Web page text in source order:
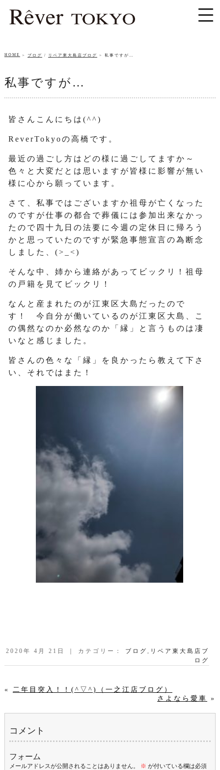
HOME ブログ / リベア東大島店ブログ 私事ですが…
私事ですが…
皆さんこんにちは(^^)
ReverTokyoの高橋です。
最近の過ごし方はどの様に過ごしてますか～
色々と大変だとは思いますが皆様に影響が無い
様に心から願っています。
さて、私事ではございますか祖母が亡くなった
のですが仕事の都合で葬儀には参加出来なかっ
たので四十九日の法要に今週の定休日に帰ろう
かと思っていたのですが緊急事態宣言の為断念
しました、(>_<)
そんな中、姉から連絡があってビックリ！祖母
の戸籍を見てビックリ！
なんと産まれたのが江東区大島だったので
す！ 今自分が働いているのが江東区大島、こ
の偶然なのか必然なのか「縁」と言うものは凄
いなと感じました。
皆さんの色々な「縁」を良かったら教えて下さ
い、それではまた！
2020年 4月 21日 ｜ カテゴリー： ブログ, リベア東大島店ブ
ログ
« 二年目突入！！(^▽^)（一之江店ブログ）
さよなら愛車
»
コメント
フォーム
メールアドレスが公開されることはありません。 ※ が付いている欄は必須